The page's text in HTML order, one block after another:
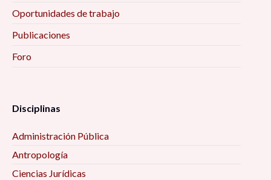
Oportunidades de trabajo
Publicaciones
Foro
Disciplinas
Administración Pública
Antropología
Ciencias Jurídicas